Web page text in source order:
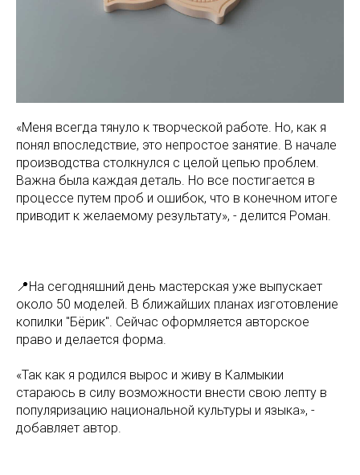
«Меня всегда тянуло к творческой работе. Но, как я
понял впоследствие, это непростое занятие. В начале
производства столкнулся с целой цепью проблем.
Важна была каждая деталь. Но все постигается в
процессе путем проб и ошибок, что в конечном итоге
приводит к желаемому результату», - делится Роман.
📍На сегодняшний день мастерская уже выпускает
около 50 моделей. В ближайших планах изготовление
копилки "Бёрик". Сейчас оформляется авторское
право и делается форма.
«Так как я родился вырос и живу в Калмыкии
стараюсь в силу возможности внести свою лепту в
популяризацию национальной культуры и языка», -
добавляет автор.